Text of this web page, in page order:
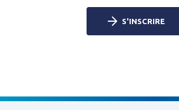
S'INSCRIRE